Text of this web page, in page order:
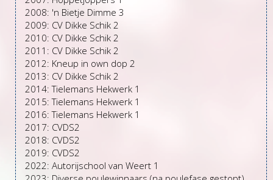
2008: 'n Bietje Dimme 3
2009: CV Dikke Schik 2
2010: CV Dikke Schik 2
2011: CV Dikke Schik 2
2012: Kneup in own dop 2
2013: CV Dikke Schik 2
2014: Tielemans Hekwerk 1
2015: Tielemans Hekwerk 1
2016: Tielemans Hekwerk 1
2017: CVDS2
2018: CVDS2
2019: CVDS2
2022: Autorijschool van Weert 1